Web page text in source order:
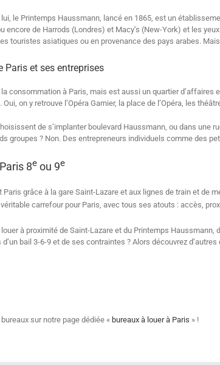
le Printemps Haussmann, lancé en 1865, est un
encore de Harrods (Londres) et Macy’s (New-York) et les
touristes asiatiques ou en provenance des pays arabes.
Paris et ses entreprises
consommation à Paris, mais est aussi un quartier
Oui, on y retrouve l’Opéra Garnier, la place de l’Opéra, les
de s’implanter boulevard Haussmann, ou dans une
groupes ? Non. Des entrepreneurs individuels comme des
8e ou 9e
Paris grâce à la gare Saint-Lazare et aux lignes de train et de
carrefour pour Paris, avec tous ses atouts : accès,
à proximité de Saint-Lazare et du Printemps Haussmann,
bail 3-6-9 et de ses contraintes ? Alors découvrez
sur notre page dédiée « bureaux à louer à Paris » !